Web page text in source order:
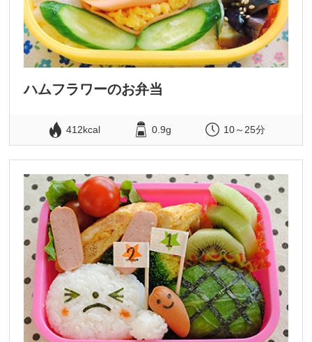
ハムフラワーのお弁当
412kcal 0.9g 10～25分